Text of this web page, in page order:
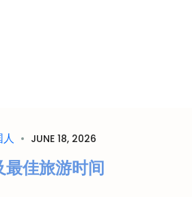
人 JUNE 18, 2026
最佳旅游时间